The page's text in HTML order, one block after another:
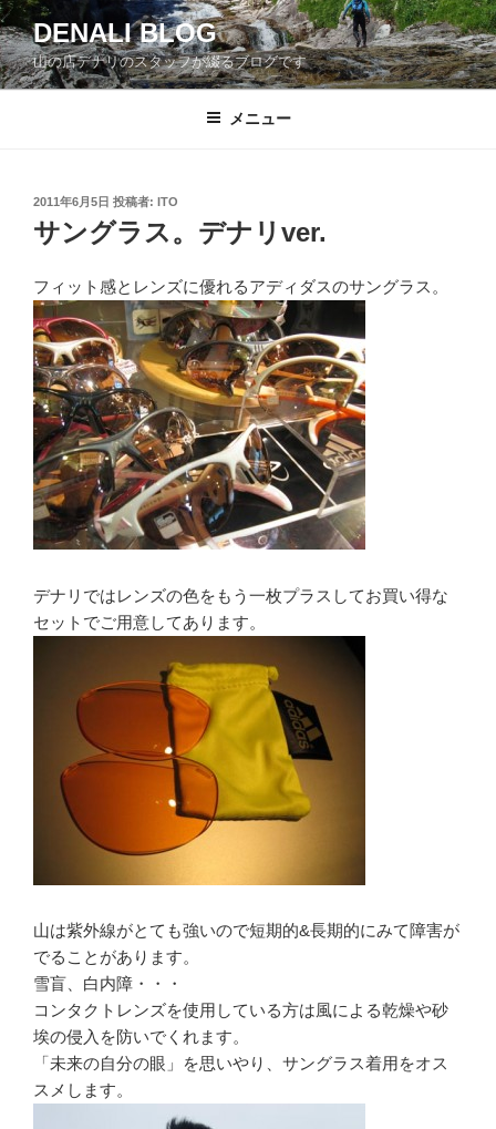
コ
ン
テ
ン
DENALI BLOG
山の店デナリのスタッフが綴るブログです
メニュー
投
稿
日:
2011年6月5日 投稿者: ITO
サングラス。デナリver.
フィット感とレンズに優れるアディダスのサングラス。
デナリではレンズの色をもう一枚プラスしてお買い得な
セットでご用意してあります。
山は紫外線がとても強いので短期的&長期的にみて障害が
でることがあります。
雪盲、白内障・・・
コンタクトレンズを使用している方は風による乾燥や砂
埃の侵入を防いでくれます。
「未来の自分の眼」を思いやり、サングラス着用をオス
スメします。